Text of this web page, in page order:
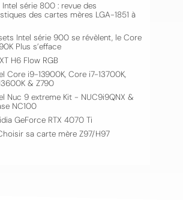
série 800 : revue des
des cartes mères LGA-1851 à
Intel série 900 se révèlent, le Core
Plus s’efface
H6 Flow RGB
Core i9-13900K, Core i7-13700K,
& Z790
Nuc 9 extreme Kit - NUC9i9QNX &
NC100
GeForce RTX 4070 Ti
sa carte mère Z97/H97